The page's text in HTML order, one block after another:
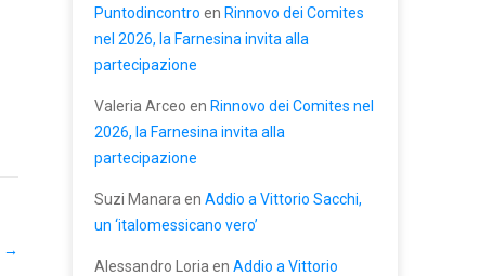
→
Puntodincontro en Rinnovo dei Comites
nel 2026, la Farnesina invita alla
partecipazione
Valeria Arceo en Rinnovo dei Comites nel
2026, la Farnesina invita alla
partecipazione
Suzi Manara en Addio a Vittorio Sacchi,
un ‘italomessicano vero’
Alessandro Loria en Addio a Vittorio